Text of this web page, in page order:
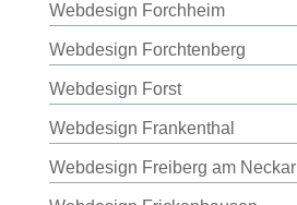
Webdesign Forchheim
Webdesign Forchtenberg
Webdesign Forst
Webdesign Frankenthal
Webdesign Freiberg am Neckar